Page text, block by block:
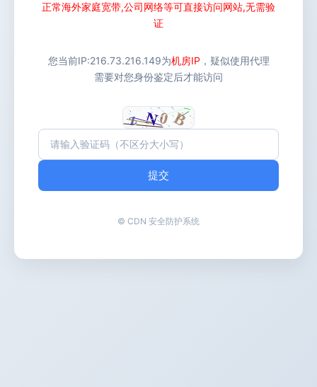
正常海外家庭宽带,公司网络等可直接访问网站,无需验
证
您当前IP:216.73.216.149为机房IP ，疑似使用代理
需要对您身份鉴定后才能访问
提交
© CDN 安全防护系统